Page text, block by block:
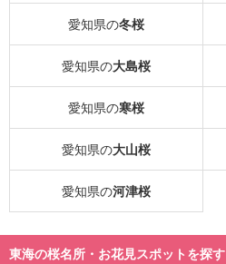
愛知県の冬桜
愛知県の大島桜
愛知県の寒桜
愛知県の大山桜
愛知県の河津桜
東海の桜名所・お花見スポットを探す